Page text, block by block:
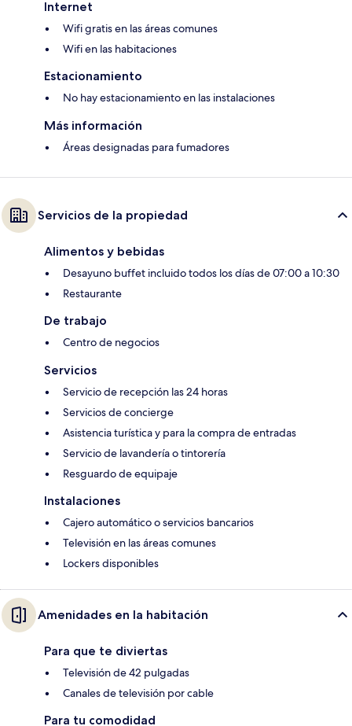
Internet
Wifi gratis en las áreas comunes
Wifi en las habitaciones
Estacionamiento
No hay estacionamiento en las instalaciones
Más información
Áreas designadas para fumadores
Servicios de la propiedad
Alimentos y bebidas
Desayuno buffet incluido todos los días de 07:00 a 10:30
Restaurante
De trabajo
Centro de negocios
Servicios
Servicio de recepción las 24 horas
Servicios de concierge
Asistencia turística y para la compra de entradas
Servicio de lavandería o tintorería
Resguardo de equipaje
Instalaciones
Cajero automático o servicios bancarios
Televisión en las áreas comunes
Lockers disponibles
Amenidades en la habitación
Para que te diviertas
Televisión de 42 pulgadas
Canales de televisión por cable
Para tu comodidad